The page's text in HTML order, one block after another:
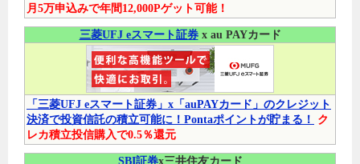
月5万申込みで年間12,000Pゲット可能！
三菱UFJ eスマート証券x au PAYカード
「三菱UFJ eスマート証券」x「auPAYカード」のクレジット
決済で投資信託の積立可能に！Pontaポイントが貯まる！
ク
レカ積立投信購入で0.5％還元
SBI証券x三井住友カード